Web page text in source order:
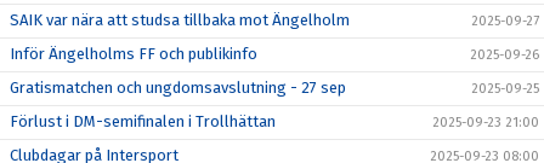
SAIK var nära att studsa tillbaka mot Ängelholm 2025-09-27
Inför Ängelholms FF och publikinfo 2025-09-26
Gratismatchen och ungdomsavslutning - 27 sep 2025-09-25
Förlust i DM-semifinalen i Trollhättan 2025-09-23 21:00
Clubdagar på Intersport 2025-09-23 08:00